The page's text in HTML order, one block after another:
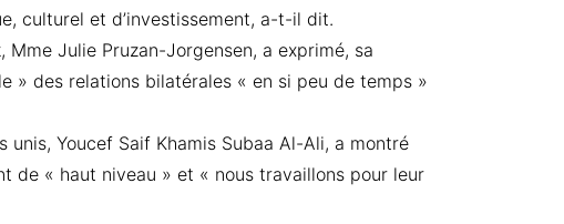
culturel et d’investissement, a-t-il dit.
Mme Julie Pruzan-Jorgensen, a exprimé, sa
» des relations bilatérales « en si peu de temps »
unis, Youcef Saif Khamis Subaa Al-Ali, a montré
de « haut niveau » et « nous travaillons pour leur